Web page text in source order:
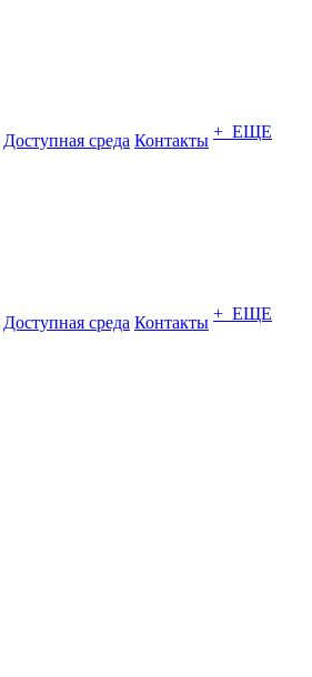
Доступная среда Контакты + ЕЩЕ
Доступная среда Контакты + ЕЩЕ